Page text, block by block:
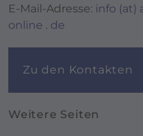
E-Mail-Adresse: info (at)
online . de
Zu den Kontakten
Weitere Seiten